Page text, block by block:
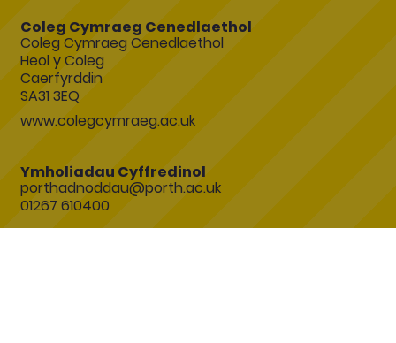
Coleg Cymraeg Cenedlaethol
Coleg Cymraeg Cenedlaethol
Heol y Coleg
Caerfyrddin
SA31 3EQ
www.colegcymraeg.ac.uk
Ymholiadau Cyffredinol
porthadnoddau@porth.ac.uk
01267 610400